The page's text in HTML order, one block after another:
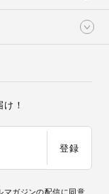
！
登録
マガジンの配信に同意